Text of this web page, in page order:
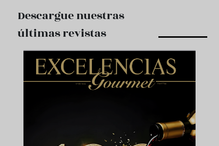
Descargue nuestras
últimas revistas